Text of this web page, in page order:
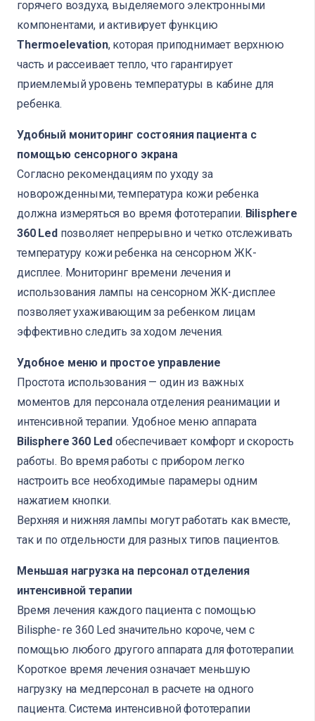
горячего воздуха, выделяемого электронными
компонентами, и активирует функцию
Thermoelevation, которая приподнимает верхнюю
часть и рассеивает тепло, что гарантирует
приемлемый уровень температуры в кабине для
ребенка.
Удобный мониторинг состояния пациента с
помощью сенсорного экрана
Согласно рекомендациям по уходу за
новорожденными, температура кожи ребенка
должна измеряться во время фототерапии. Bilisphere
360 Led позволяет непрерывно и четко отслеживать
температуру кожи ребенка на сенсорном ЖК-
дисплее. Мониторинг времени лечения и
использования лампы на сенсорном ЖК-дисплее
позволяет ухаживающим за ребенком лицам
эффективно следить за ходом лечения.
Удобное меню и простое управление
Простота использования — один из важных
моментов для персонала отделения реанимации и
интенсивной терапии. Удобное меню аппарата
Bilisphere 360 Led обеспечивает комфорт и скорость
работы. Во время работы с прибором легко
настроить все необходимые парамеры одним
нажатием кнопки.
Верхняя и нижняя лампы могут работать как вместе,
так и по отдельности для разных типов пациентов.
Меньшая нагрузка на персонал отделения
интенсивной терапии
Время лечения каждого пациента с помощью
Bilisphe- re 360 Led значительно короче, чем с
помощью любого другого аппарата для фототерапии.
Короткое время лечения означает меньшую
нагрузку на медперсонал в расчете на одного
пациента. Система интенсивной фототерапии